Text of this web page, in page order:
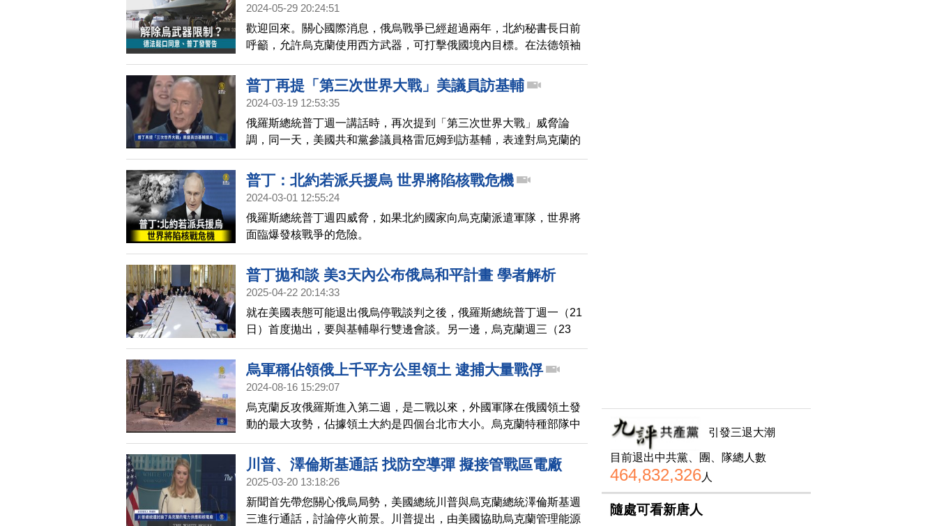
2024-05-29 20:24:51
歡迎回來。關心國際消息，俄烏戰爭已經超過兩年，北約秘書長日前
呼籲，允許烏克蘭使用西方武器，可打擊俄國境內目標。在法德領袖
峰會之後，馬克宏和蕭茲都表達了同意立場。不過，白宮對此仍不鼓
勵。俄羅斯總統普丁則是警告，此舉可能引發全球衝突。
普丁再提「第三次世界大戰」美議員訪基輔
2024-03-19 12:53:35
俄羅斯總統普丁週一講話時，再次提到「第三次世界大戰」威脅論
調，同一天，美國共和黨參議員格雷厄姆到訪基輔，表達對烏克蘭的
支持。
普丁：北約若派兵援烏 世界將陷核戰危機
2024-03-01 12:55:24
俄羅斯總統普丁週四威脅，如果北約國家向烏克蘭派遣軍隊，世界將
面臨爆發核戰爭的危險。
普丁拋和談 美3天內公布俄烏和平計畫 學者解析
2025-04-22 20:14:33
就在美國表態可能退出俄烏停戰談判之後，俄羅斯總統普丁週一（21
日）首度拋出，要與基輔舉行雙邊會談。另一邊，烏克蘭週三（23
日）將與美、歐夥伴在倫敦會面，推動無條件停火。美國總統川普
（21 日）表示，將在未來3天公布有關俄羅斯與烏克蘭的和平計畫。
烏軍稱佔領俄上千平方公里領土 逮捕大量戰俘
2024-08-16 15:29:07
烏克蘭反攻俄羅斯進入第二週，是二戰以來，外國軍隊在俄國領土發
動的最大攻勢，佔據領土大約是四個台北市大小。烏克蘭特種部隊中
校納迪拉澤（Vano Nadiradze）指出，從他們上周越界突襲俄羅斯庫
斯克（Kursk）區以來，已俘虜了超過 2,000 名戰俘。
川普、澤倫斯基通話 找防空導彈 擬接管戰區電廠
2025-03-20 13:18:26
新聞首先帶您關心俄烏局勢，美國總統川普與烏克蘭總統澤倫斯基週
三進行通話，討論停火前景。川普提出，由美國協助烏克蘭管理能源
引發三退大潮
目前退出中共黨、團、隊總人數
464,832,326人
隨處可看新唐人